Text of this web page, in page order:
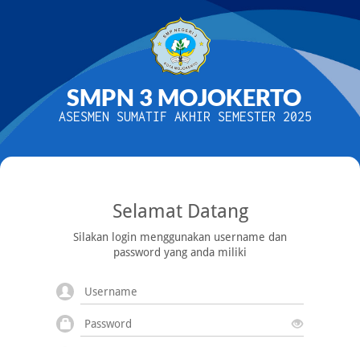
SMPN 3 MOJOKERTO
ASESMEN SUMATIF AKHIR SEMESTER 2025
Selamat Datang
Silakan login menggunakan username dan
password yang anda miliki